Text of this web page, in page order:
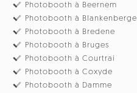
Photobooth à Beernem
Photobooth à Blankenberge
Photobooth à Bredene
Photobooth à Bruges
Photobooth à Courtrai
Photobooth à Coxyde
Photobooth à Damme